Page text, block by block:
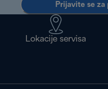
Prijavite se
Lokacije servisa